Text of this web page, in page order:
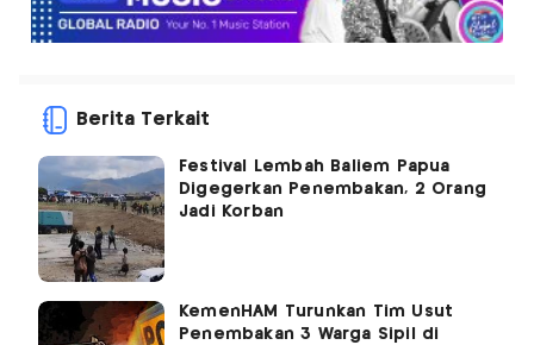
Berita Terkait
Festival Lembah Baliem Papua
Digegerkan Penembakan, 2 Orang
Jadi Korban
KemenHAM Turunkan Tim Usut
Penembakan 3 Warga Sipil di